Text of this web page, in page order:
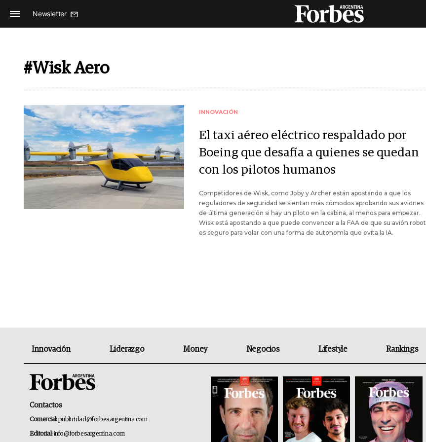
Newsletter
#Wisk Aero
INNOVACIÓN
El taxi aéreo eléctrico respaldado por
Boeing que desafía a quienes se quedan
con los pilotos humanos
Competidores de Wisk, como Joby y Archer están apostando a que los
reguladores de seguridad se sientan más cómodos aprobando sus aviones
de última generación si hay un piloto en la cabina, al menos para empezar.
Wisk está apostando a que puede convencer a la FAA de que su avión robot
es seguro para volar con una forma de autonomía que evita la IA.
Innovación Liderazgo Money Negocios Lifestyle Rankings
Contactos
Comercial:publicidad@forbesargentina.com
Editorial:info@forbesargentina.com